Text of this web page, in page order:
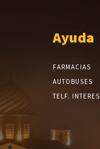
Ayuda
FARMACIAS
AUTOBUSES
TELF. INTERES